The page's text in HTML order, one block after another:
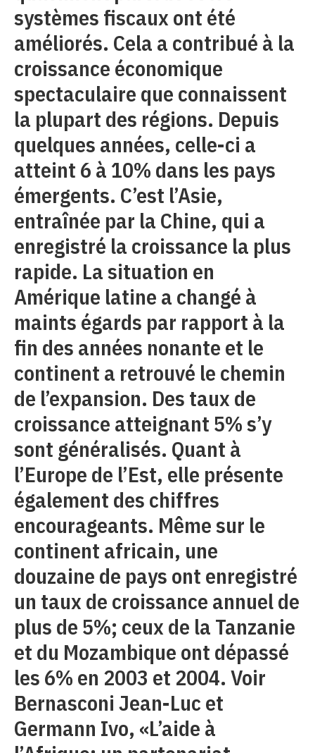
systèmes fiscaux ont été
améliorés. Cela a contribué à la
croissance économique
spectaculaire que connaissent
la plupart des régions. Depuis
quelques années, celle-ci a
atteint 6 à 10% dans les pays
émergents. C’est l’Asie,
entraînée par la Chine, qui a
enregistré la croissance la plus
rapide. La situation en
Amérique latine a changé à
maints égards par rapport à la
fin des années nonante et le
continent a retrouvé le chemin
de l’expansion. Des taux de
croissance atteignant 5% s’y
sont généralisés. Quant à
l’Europe de l’Est, elle présente
également des chiffres
encourageants. Même sur le
continent africain, une
douzaine de pays ont enregistré
un taux de croissance annuel de
plus de 5%; ceux de la Tanzanie
et du Mozambique ont dépassé
les 6% en 2003 et 2004. Voir
Bernasconi Jean-Luc et
Germann Ivo, «L’aide à